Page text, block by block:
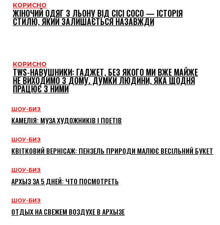
КОРИСНО
ЖІНОЧИЙ ОДЯГ З ЛЬОНУ ВІД CICI COCO — ІСТОРІЯ
СТИЛЮ, ЯКИЙ ЗАЛИШАЄТЬСЯ НАЗАВЖДИ
КОРИСНО
TWS-НАВУШНИКИ: ГАДЖЕТ, БЕЗ ЯКОГО МИ ВЖЕ МАЙЖЕ
НЕ ВИХОДИМО З ДОМУ. ДУМКИ ЛЮДИНИ, ЯКА ЩОДНЯ
ПРАЦЮЄ З НИМИ
ШОУ-БИЗ
КАМЕЛІЯ: МУЗА ХУДОЖНИКІВ І ПОЕТІВ
ШОУ-БИЗ
КВІТКОВИЙ ВЕРНІСАЖ: ПЕНЗЕЛЬ ПРИРОДИ МАЛЮЄ ВЕСІЛЬНИЙ БУКЕТ
ШОУ-БИЗ
АРХЫЗ ЗА 5 ДНЕЙ: ЧТО ПОСМОТРЕТЬ
ШОУ-БИЗ
ОТДЫХ НА СВЕЖЕМ ВОЗДУХЕ В АРХЫЗЕ